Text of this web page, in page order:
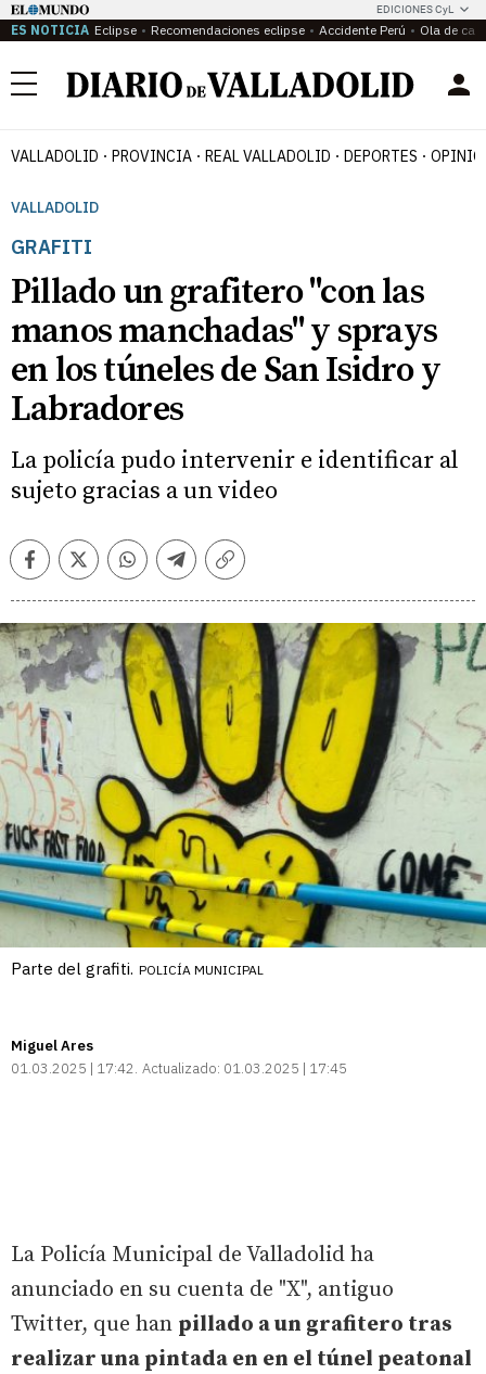
EDICIONES CyL
ES NOTICIA Eclipse Recomendaciones eclipse Accidente Perú Ola de
Menú
VALLADOLID PROVINCIA REAL VALLADOLID DEPORTES
VALLADOLID
GRAFITI
Pillado un grafitero "con las
manos manchadas" y sprays
en los túneles de San Isidro y
Labradores
La policía pudo intervenir e identificar al
sujeto gracias a un video
FacebookTwitterWhatsappTelegramCopiar
Parte del grafiti. POLICÍA MUNICIPAL
Miguel Ares
01.03.2025 | 17:42 Actualizado: 01.03.2025 | 17:45
La Policía Municipal de Valladolid ha
anunciado en su cuenta de "X", antiguo
Twitter, que han pillado a un grafitero tras
realizar una pintada en en el túnel peatonal